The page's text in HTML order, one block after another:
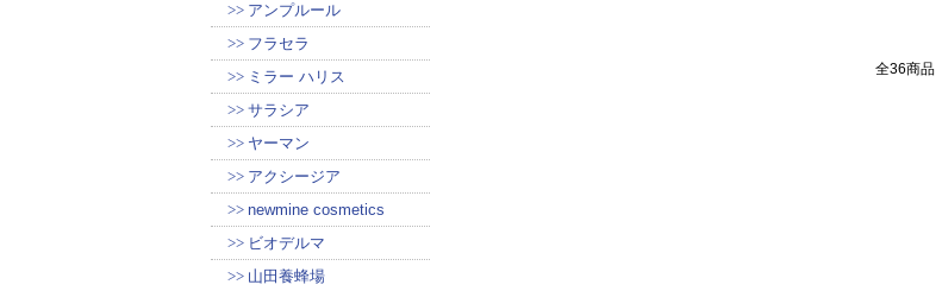
アンプルール
フラセラ
ミラー ハリス
サラシア
ヤーマン
アクシージア
newmine cosmetics
ビオデルマ
山田養蜂場
全36商品